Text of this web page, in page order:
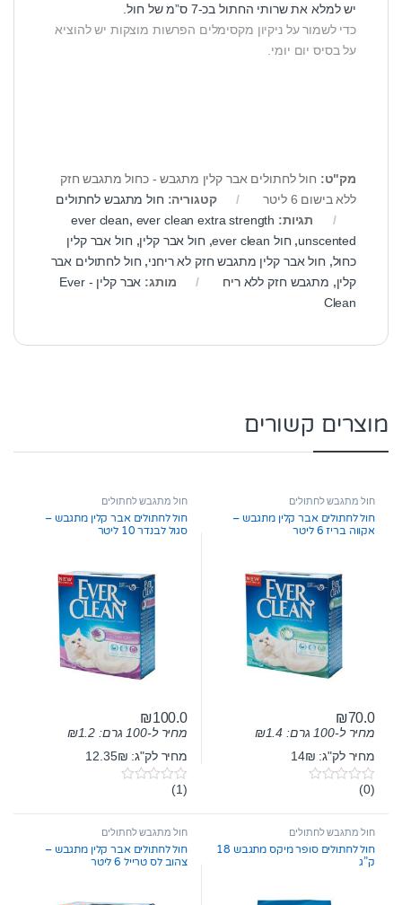
יש למלא את שרותי החתול בכ-7 ס”מ של חול.
כדי לשמור על ניקיון מקסימלים הפרשות מוצקות יש להוציא
על בסיס יום יומי.
מק"ט: חול לחתולים אבר קלין מתגבש - כחול מתגבש חזק
ללא בישום 6 ליטר
קטגוריה: חול מתגבש לחתולים
תגיות:
ever clean, ever clean extra strength
unscented
, חול ever clean , חול אבר קלין, חול אבר קלין
כחול, חול אבר קלין מתגבש חזק לא ריחני, חול לחתולים אבר
קלין, מתגבש חזק ללא ריח מותג:
אבר קלין - Ever
Clean
מוצרים קשורים
חול מתגבש לחתולים
חול לחתולים אבר קלין מתגבש –
אקווה בריז 6 ליטר
₪70.0
מחיר ל-100 גרם: ₪1.4
מחיר לק"ג: 14₪
0
t
f
5
(0)
חול מתגבש לחתולים
חול לחתולים אבר קלין מתגבש –
סגול לבנדר 10 ליטר
₪100.0
מחיר ל-100 גרם: ₪1.2
מחיר לק"ג: 12.35₪
0
t
f
5
(1)
חול מתגבש לחתולים
חול לחתולים סופר מיקס מתגבש 18
ק”ג
חול מתגבש לחתולים
חול לחתולים אבר קלין מתגבש –
צהוב לס טרייל 6 ליטר